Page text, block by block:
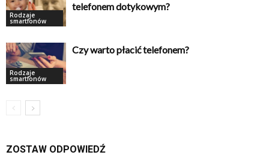
Rodzaje
smartfonów
telefonem dotykowym?
Rodzaje
smartfonów
Czy warto płacić telefonem?
ZOSTAW ODPOWIEDŹ